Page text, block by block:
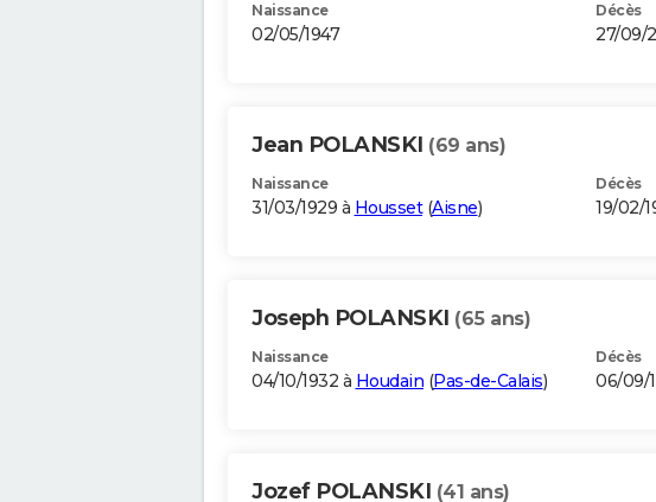
Naissance
02/05/1947
Décès
27/09/
Jean POLANSKI (69 ans)
Naissance
31/03/1929 à Housset(Aisne)
Décès
19/02/
Joseph POLANSKI (65 ans)
Naissance
04/10/1932 à Houdain (Pas-de-Calais)
Décès
06/09/
Jozef POLANSKI (41 ans)